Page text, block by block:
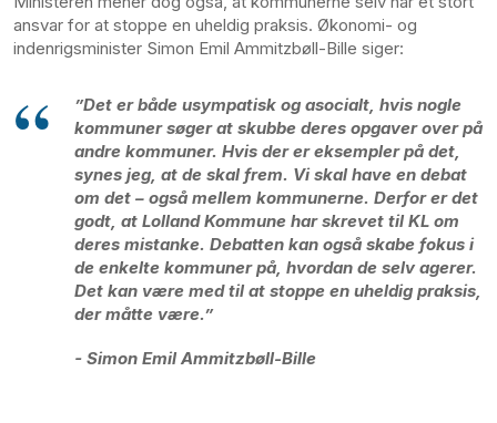
ansvar for at stoppe en uheldig praksis. Økonomi- og
indenrigsminister Simon Emil Ammitzbøll-Bille siger:
”Det er både usympatisk og asocialt, hvis nogle
kommuner søger at skubbe deres opgaver over på
andre kommuner. Hvis der er eksempler på det,
synes jeg, at de skal frem. Vi skal have en debat
om det – også mellem kommunerne. Derfor er det
godt, at Lolland Kommune har skrevet til KL om
deres mistanke. Debatten kan også skabe fokus i
de enkelte kommuner på, hvordan de selv agerer.
Det kan være med til at stoppe en uheldig praksis,
der måtte være.”
- Simon Emil Ammitzbøll-Bille